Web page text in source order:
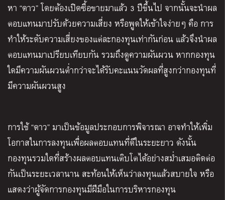
หา “ดาว”โดยต้องเปิดซื้อขายมาแล้ว 3 ปีขึ้นไป จากนั้นจะนำผล
ตอบแทนมาปรับด้วยความเสี่ยง หรือพูดให้เข้าใจง่ายๆ คือ การ
ทำให้ระดับความเสี่ยงของแต่ละกองทุนเท่ากันก่อน แล้วจึงนำผล
ตอบแทนมาเปรียบเทียบกัน รวมถึงดูความผันผวน หากกองทุน
ใดมีความผันผวนต่ำกว่าจะได้รับคะแนนวัดผลที่สูงกว่ากองทุนที่
มีความผันผวนสูง
การใช้“ดาว” มาเป็นข้อมูลประกอบการพิจารณา อาจทำให้เพิ่ม
โอกาสในการลงทุนเพื่อผลตอบแทนที่ดีในระยะยาว ดังนั้น
กองทุนรวมใดที่สร้างผลตอบแทนเติบโตได้อย่างสม่ำเสมอติดต่อ
กันเป็นระยะเวลานาน สะท้อนให้เห็นว่าลงทุนแล้วสบายใจ หรือ
แสดงว่าผู้จัดการกองทุนมีฝีมือในการบริหารกองทุน